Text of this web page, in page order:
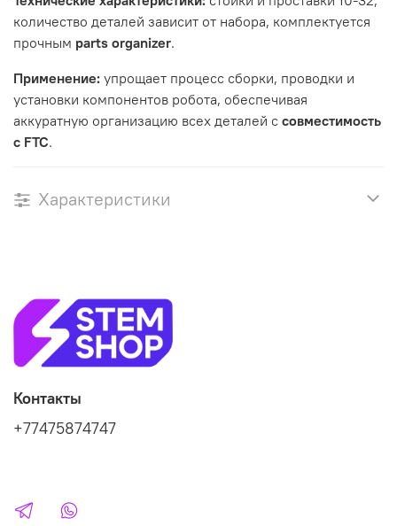
количество деталей зависит от набора, комплектуется
прочным parts organizer.
Применение: упрощает процесс сборки, проводки и
установки компонентов робота, обеспечивая
аккуратную организацию всех деталей с совместимость
с FTC.
Характеристики
Контакты
+77475874747